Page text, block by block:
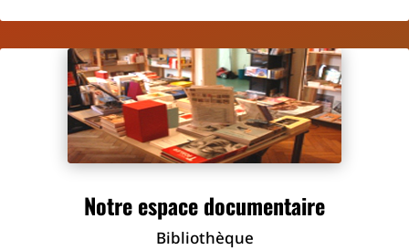
Notre espace documentaire
Bibliothèque